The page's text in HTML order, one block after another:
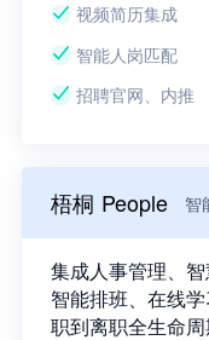
视频简历集成
智能人岗匹配
招聘官网、内推
梧桐 People 智
集成人事管理、智
智能排班、在线
职到离职全生命